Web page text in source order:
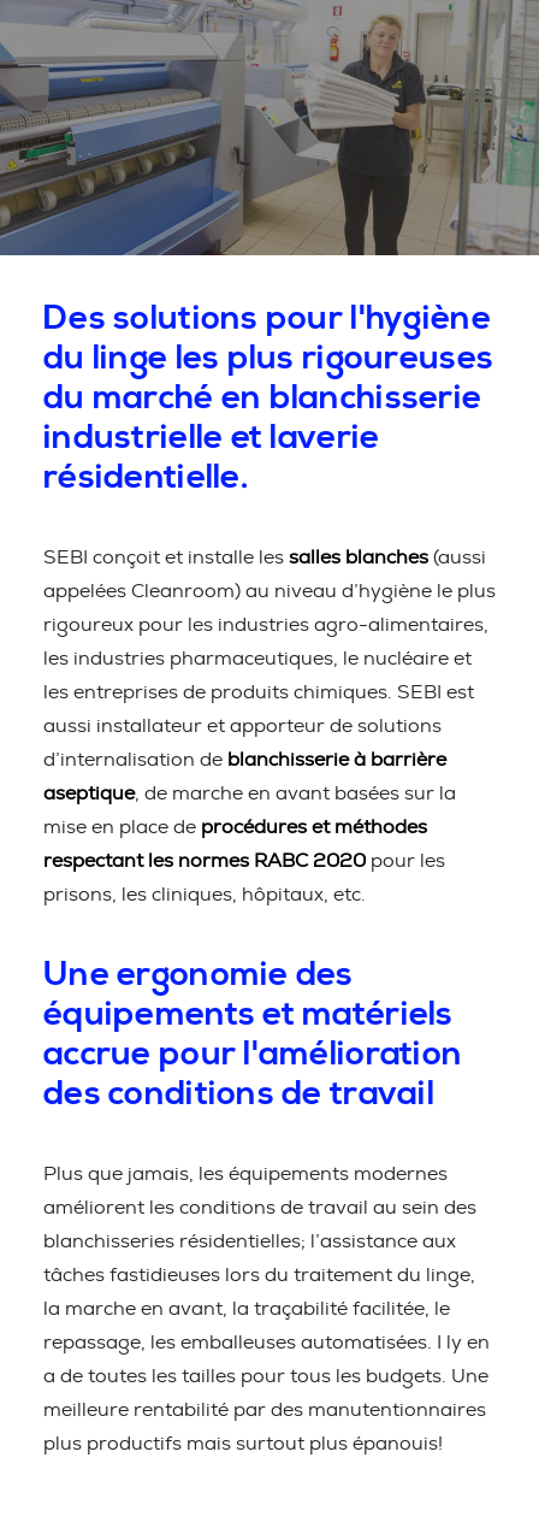
Des solutions pour l'hygiène
du linge les plus rigoureuses
du marché en blanchisserie
industrielle et laverie
résidentielle.
SEBI conçoit et installe les salles blanches (aussi
appelées Cleanroom) au niveau d’hygiène le plus
rigoureux pour les industries agro-alimentaires,
les industries pharmaceutiques, le nucléaire et
les entreprises de produits chimiques. SEBI est
aussi installateur et apporteur de solutions
d’internalisation de blanchisserie à barrière
aseptique, de marche en avant basées sur la
mise en place de procédures et méthodes
respectant les normes RABC 2020 pour les
prisons, les cliniques, hôpitaux, etc.
Une ergonomie des
équipements et matériels
accrue pour l'amélioration
des conditions de travail
Plus que jamais, les équipements modernes
améliorent les conditions de travail au sein des
blanchisseries résidentielles; l’assistance aux
tâches fastidieuses lors du traitement du linge,
la marche en avant, la traçabilité facilitée, le
repassage, les emballeuses automatisées. I ly en
a de toutes les tailles pour tous les budgets. Une
meilleure rentabilité par des manutentionnaires
plus productifs mais surtout plus épanouis!